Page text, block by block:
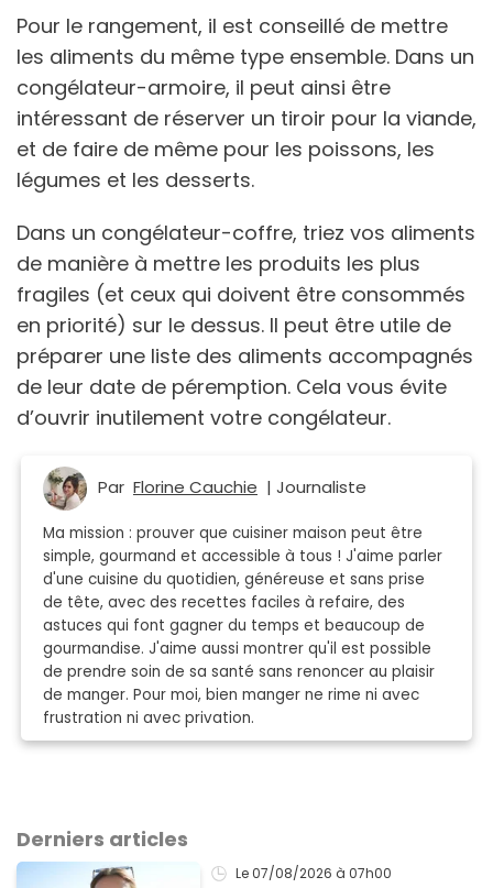
Pour le rangement, il est conseillé de mettre
les aliments du même type ensemble. Dans un
congélateur-armoire, il peut ainsi être
intéressant de réserver un tiroir pour la viande,
et de faire de même pour les poissons, les
légumes et les desserts.
Dans un congélateur-coffre, triez vos aliments
de manière à mettre les produits les plus
fragiles (et ceux qui doivent être consommés
en priorité) sur le dessus. Il peut être utile de
préparer une liste des aliments accompagnés
de leur date de péremption. Cela vous évite
d’ouvrir inutilement votre congélateur.
Par Florine Cauchie | Journaliste
Ma mission : prouver que cuisiner maison peut être
simple, gourmand et accessible à tous ! J'aime parler
d'une cuisine du quotidien, généreuse et sans prise
de tête, avec des recettes faciles à refaire, des
astuces qui font gagner du temps et beaucoup de
gourmandise. J'aime aussi montrer qu'il est possible
de prendre soin de sa santé sans renoncer au plaisir
de manger. Pour moi, bien manger ne rime ni avec
frustration ni avec privation.
Derniers articles
Le 07/08/2026 à 07h00